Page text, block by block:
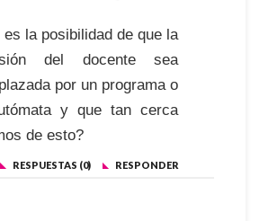
es la posibilidad de que la
del docente sea
por un programa o
y que tan cerca
de esto?
RESPUESTAS (0) RESPONDER